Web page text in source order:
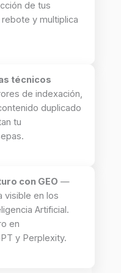
de tus
y multiplica
técnicos
de indexación,
duplicado
tu
con GEO —
visible en los
Artificial.
en
y Perplexity.